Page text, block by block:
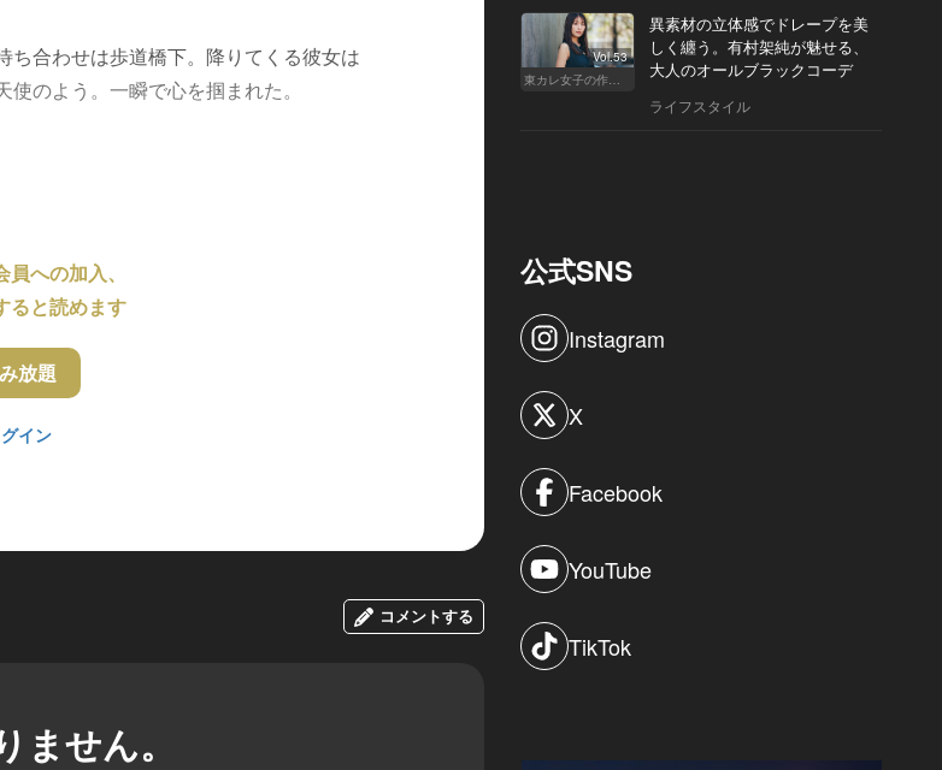
ち合わせは歩道橋下。降りてくる彼女は
使のよう。一瞬で心を掴まれた。
への加入、
ると読めます
放題
イン
コメントする
せん。
Vol.53
東カレ女子の作り方
異素材の立体感でドレープを美
しく纏う。有村架純が魅せる、
大人のオールブラックコーデ
ライフスタイル
公式SNS
Instagram
X
Facebook
YouTube
TikTok